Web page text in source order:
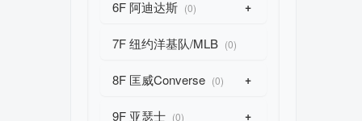
6F 阿迪达斯 (0) +
7F 纽约洋基队/MLB (0)
8F 匡威Converse (0) +
9F 亚瑟士 (0) +